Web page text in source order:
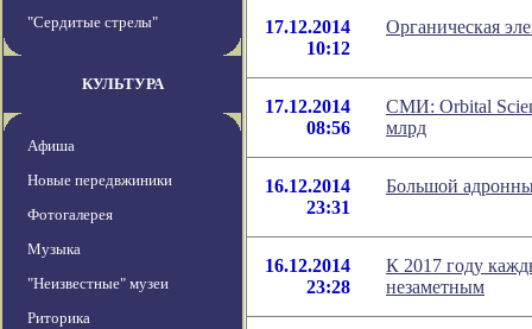
"Сердитые стрелы"
КУЛЬТУРА
Афиша
Новые передвжиники
Фотогалерея
Музыка
"Неизвестные" музеи
Риторика
17.12.2014
10:12
Органическая
17.12.2014
08:56
СМИ: Orbital
млрд
16.12.2014
23:31
Большой
16.12.2014
23:28
К 2017 году
незаметным